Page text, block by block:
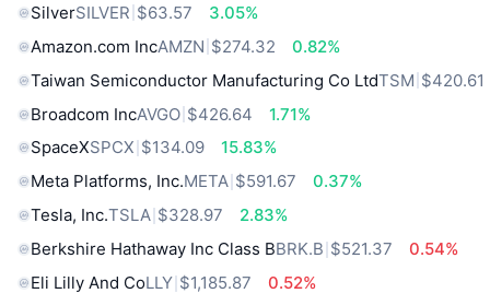
SilverSILVER $63.57
3.05%
Amazon.com IncAMZN $274.32
0.82%
Taiwan Semiconductor Manufacturing Co LtdTSM $420.61
Broadcom IncAVGO $426.64
1.71%
SpaceXSPCX $134.09
15.83%
Meta Platforms, Inc.META $591.67
0.37%
Tesla, Inc.TSLA $328.97
2.83%
Berkshire Hathaway Inc Class BBRK.B $521.37
0.54%
Eli Lilly And CoLLY $1,185.87
0.52%